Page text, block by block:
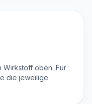
Wirkstoff oben. Für
die jeweilige